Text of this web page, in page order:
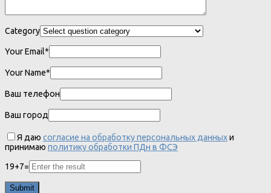
Category
Your Email*
Your Name*
Ваш телефон
Ваш город
Я даю согласие на обработку персональных данныхи
принимаю политику обработки ПДн в ФСЭ
19+7=